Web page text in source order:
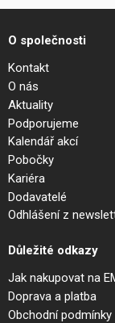
O společnosti
Kontakt
O nás
Aktuality
Podporujeme
Kalendář akcí
Pobočky
Kariéra
Dodavatelé
Odhlášení z
Důležité odkazy
Jak nakupovat na
Doprava a platba
Obchodní